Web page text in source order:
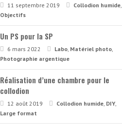
11 septembre 2019 Collodion humide,
Objectifs
Un PS pour la SP
6 mars 2022 Labo, Matériel photo,
Photographie argentique
Réalisation d’une chambre pour le
collodion
12 août 2019 Collodion humide, DIY,
Large format